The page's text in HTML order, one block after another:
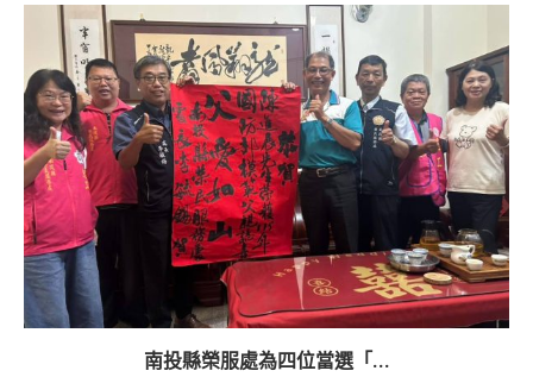
南投縣榮服處為四位當選「...